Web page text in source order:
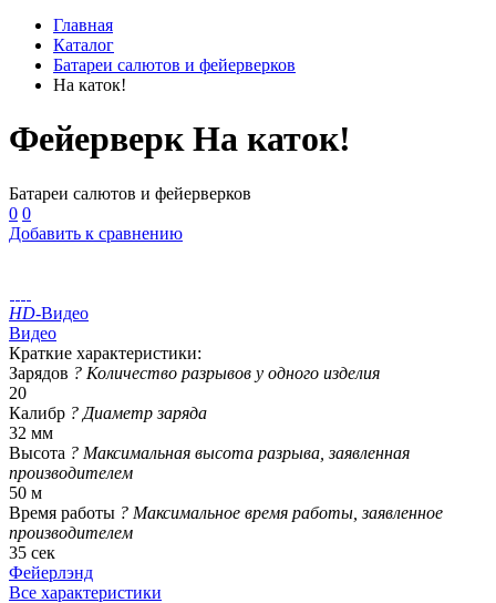
Главная
Каталог
Батареи салютов и фейерверков
На каток!
Фейерверк На каток!
Батареи салютов и фейерверков
0 0
Добавить к сравнению
HD-Видео
Видео
Краткие характеристики:
Зарядов ? Количество разрывов у одного изделия
20
Калибр ? Диаметр заряда
32 мм
Высота ? Максимальная высота разрыва, заявленная
производителем
50 м
Время работы ? Максимальное время работы, заявленное
производителем
35 сек
Фейерлэнд
Все характеристики